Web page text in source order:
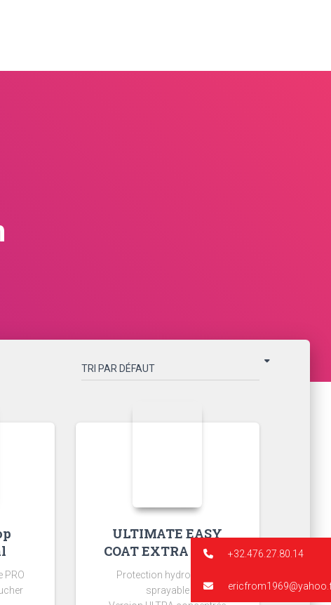
PRO
ULTIMATE EASY
COAT EXTRA 250ml
Protection hydrophobe
sprayable
+32.476.27.80.14